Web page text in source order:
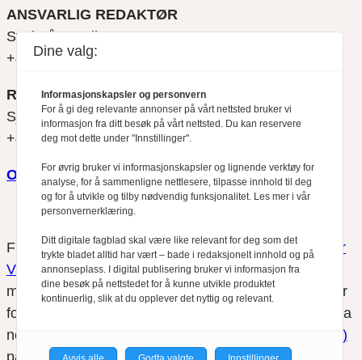
ANSVARLIG REDAKTØR
Svein Åge Eriksen
+47 900 79 547
REDAKTØR
Sjur Anda
+47 470 34 460
Om oss
Finansfokus arbeider etterRedaktørplakatenog
Vær
Varsom-plakatensregler for god presseskikk, som
medlem av Fagpressen. Finansfokus har ikke ansvar
for innhold på eksterne nettsider som det lenkes til fra
nettsidene. Vi benytter
informasjonskapsler (cookies)
på våre nettsider.
Dine valg:
Informasjonskapsler og personvern
For å gi deg relevante annonser på vårt nettsted bruker vi
informasjon fra ditt besøk på vårt nettsted. Du kan reservere
deg mot dette under "Innstillinger".
For øvrig bruker vi informasjonskapsler og lignende verktøy for
analyse, for å sammenligne nettlesere, tilpasse innhold til deg
og for å utvikle og tilby nødvendig funksjonalitet. Les mer i vår
personvernerklæring.
Ditt digitale fagblad skal være like relevant for deg som det
trykte bladet alltid har vært – bade i redaksjonelt innhold og på
annonseplass. I digital publisering bruker vi informasjon fra
dine besøk på nettstedet for å kunne utvikle produktet
kontinuerlig, slik at du opplever det nyttig og relevant.